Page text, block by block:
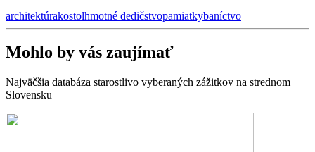
architektúrakostolhmotné dedičstvopamiatkybaníctvo
Mohlo by vás zaujímať
Najväčšia databáza starostlivo vyberaných zážitkov na strednom
Slovensku